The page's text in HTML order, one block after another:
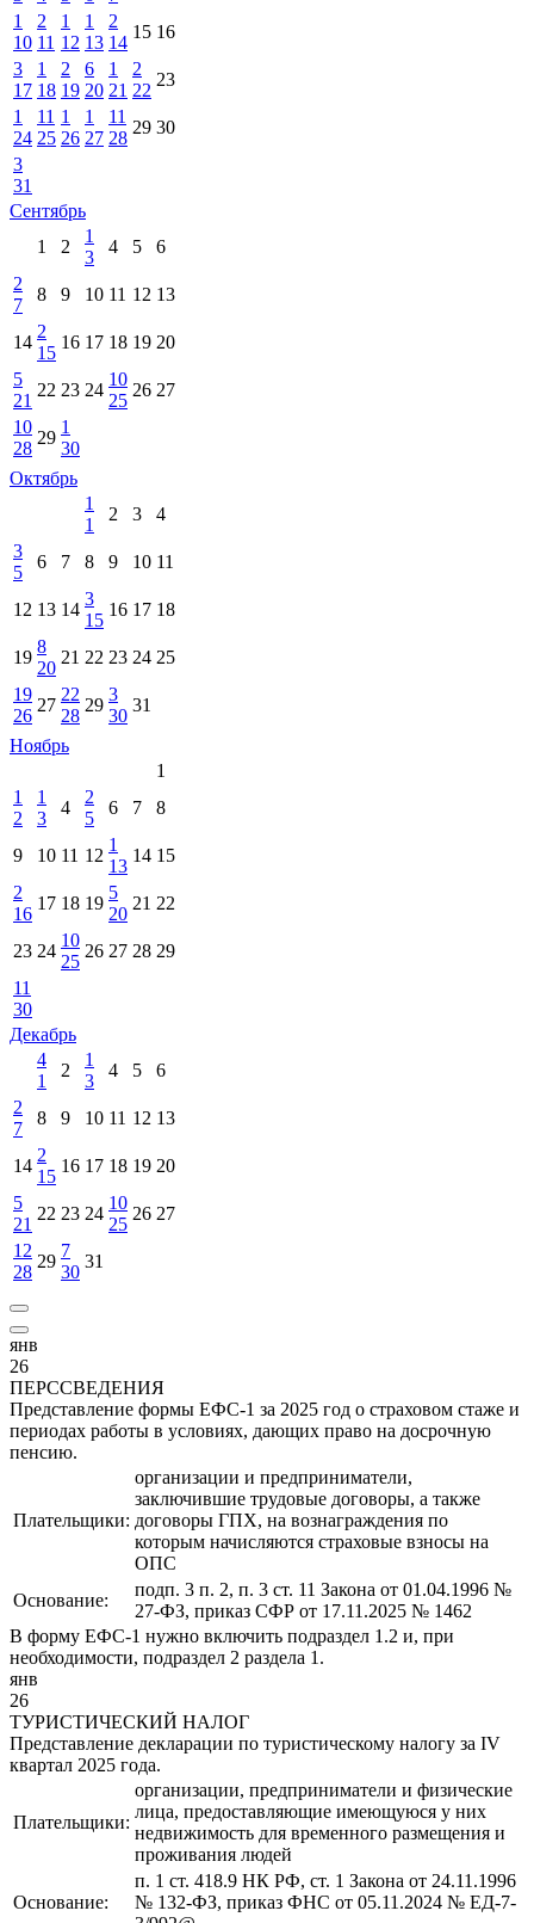
1
10
2
11
1
12
1
13
2
14
15 16
3
17
1
18
2
19
6
20
1
21
2
22
23
1
24
11
25
1
26
1
27
11
28
29 30
3
31
Сентябрь
1
2
1
3
4 5
6
2
7
8 9 10 11 12 13
14
2
15
16 17 18 19 20
5
21
22 23 24
10
25
26 27
10
28
29
1
30
Октябрь
1
1
2 3
4
3
5
6 7 8 9 10 11
12 13 14
3
15
16 17 18
19
8
20
21 22 23 24 25
19
26
27
22
28
29
3
30
31
Ноябрь
1
1
2
1
3
4
2
5
6 7 8
9 10 11 12
1
13
14 15
2
16
17 18 19
5
20
21 22
23 24
10
25
26 27 28 29
11
30
Декабрь
4
1
2
1
3
4 5
6
2
7
8 9 10 11 12 13
14
2
15
16 17 18 19 20
5
21
22 23 24
10
25
26 27
12
28
29
7
30
31
янв
26
ПЕРССВЕДЕНИЯ
Представление формы ЕФС-1 за 2025 год о страховом стаже и
периодах работы в условиях, дающих право на досрочную
пенсию.
Плательщики:
организации и предприниматели,
заключившие трудовые договоры, а также
договоры ГПХ, на вознаграждения по
которым начисляются страховые взносы на
ОПС
Основание:
подп. 3 п. 2, п. 3 ст. 11 Закона от 01.04.1996 №
27-ФЗ, приказ СФР от 17.11.2025 № 1462
В форму ЕФС-1 нужно включить подраздел 1.2 и, при
необходимости, подраздел 2 раздела 1.
янв
26
ТУРИСТИЧЕСКИЙ НАЛОГ
Представление декларации по туристическому налогу за IV
квартал 2025 года.
Плательщики:
организации, предприниматели и физические
лица, предоставляющие имеющуюся у них
недвижимость для временного размещения и
проживания людей
Основание:
п. 1 ст. 418.9 НК РФ, ст. 1 Закона от 24.11.1996
№ 132-ФЗ, приказ ФНС от 05.11.2024 № ЕД-7-